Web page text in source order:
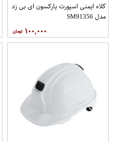
کلاه ایمنی اسپورت پارکسون ای بی زد
مدل SM91356
۱۰۰,۰۰۰